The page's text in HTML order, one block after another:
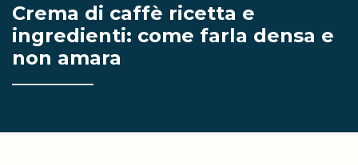
Crema di caffè ricetta e
ingredienti: come farla densa e
non amara